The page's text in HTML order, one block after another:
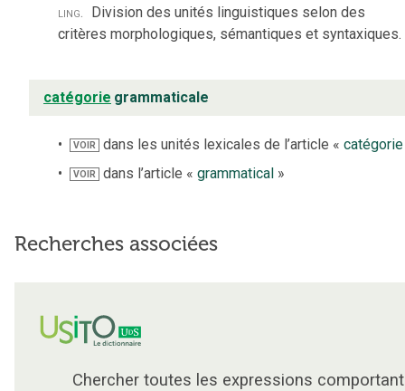
ling. Division des unités linguistiques selon des
critères morphologiques, sémantiques et syntaxiques.
catégorie grammaticale
VOIR dans les unités lexicales de l’article «catégorie
VOIR dans l’article «grammatical »
Recherches associées
Chercher toutes les expressions comportant